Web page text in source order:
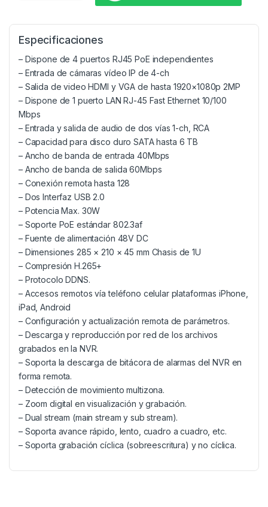
Especificaciones
– Dispone de 4 puertos RJ45 PoE independientes
– Entrada de cámaras vídeo IP de 4-ch
– Salida de video HDMI y VGA de hasta 1920×1080p 2MP
– Dispone de 1 puerto LAN RJ-45 Fast Ethernet 10/100
Mbps
– Entrada y salida de audio de dos vías 1-ch, RCA
– Capacidad para disco duro SATA hasta 6 TB
– Ancho de banda de entrada 40Mbps
– Ancho de banda de salida 60Mbps
– Conexión remota hasta 128
– Dos Interfaz USB 2.0
– Potencia Max. 30W
– Soporte PoE estándar 802.3af
– Fuente de alimentación 48V DC
– Dimensiones 285 × 210 × 45 mm Chasis de 1U
– Compresión H.265+
– Protocolo DDNS.
– Accesos remotos vía teléfono celular plataformas iPhone,
iPad, Android
– Configuración y actualización remota de parámetros.
– Descarga y reproducción por red de los archivos
grabados en la NVR.
– Soporta la descarga de bitácora de alarmas del NVR en
forma remota.
– Detección de movimiento multizona.
– Zoom digital en visualización y grabación.
– Dual stream (main stream y sub stream).
– Soporta avance rápido, lento, cuadro a cuadro, etc.
– Soporta grabación cíclica (sobreescritura) y no cíclica.